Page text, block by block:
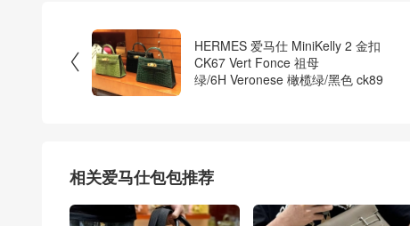

HERMES 爱马仕 MiniKelly 2 金扣
CK67 Vert Fonce 祖母
绿/6H Veronese 橄榄绿/黑色 ck89
相关爱马仕包包推荐